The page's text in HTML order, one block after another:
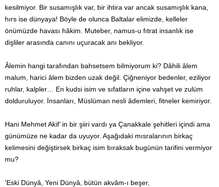
kesilmiyor. Bir susamışlık var, bir ihtira var ancak susamışlık kana,
hırs ise dünyaya! Böyle de olunca Baltalar elimizde, kelleler
önümüzde havası hâkim. Muteber, namus-u fıtrat insanlık ise
dişliler arasında canını uçuracak anı bekliyor.
Âlemin hangi tarafından bahsetsem bilmiyorum ki? Dâhili âlem
malum, harici âlem bizden uzak değil. Çiğneniyor bedenler, eziliyor
ruhlar, kalpler… En kudsi isim ve sıfatların içine vahşet ve zulüm
dolduruluyor. İnsanları, Müslüman nesli âdemleri, fitneler kemiriyor.
Hani Mehmet Akif’ in bir şiiri vardı ya Çanakkale şehitleri içindi ama
günümüze ne kadar da uyuyor. Aşağıdaki mısralarının birkaç
kelimesini değiştirsek birkaç isim bıraksak bugünün tarifini vermiyor
mu?
'Eski Dünyâ, Yeni Dünyâ, bütün akvâm-ı beşer,